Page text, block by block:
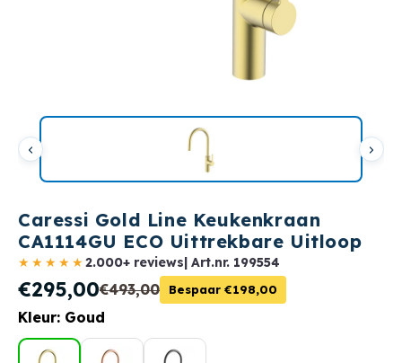
Caressi Gold Line Keukenkraan
CA1114GU ECO Uittrekbare Uitloop
★★★★★2.000+ reviews | Art.nr. 199554
€295,00€493,00 Bespaar €198,00
Kleur: Goud